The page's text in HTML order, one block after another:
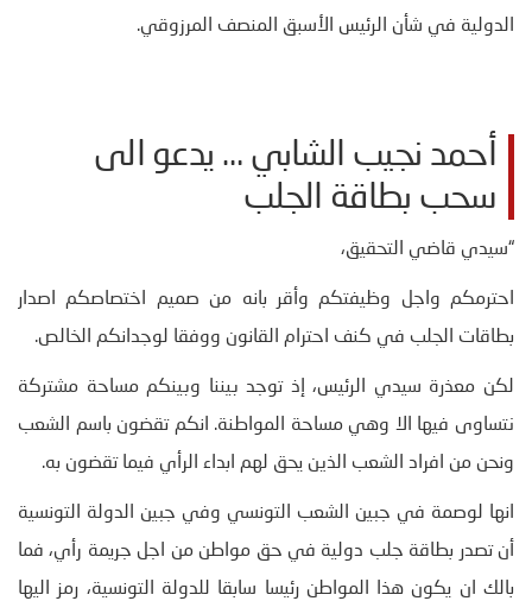
الدولية في شأن الرئيس الأسبق المنصف المرزوقي.
أحمد نجيب الشابي … يدعو الى
سحب بطاقة الجلب
“سيدي قاضي التحقيق،
احترمكم واجل وظيفتكم وأقر بانه من صميم اختصاصكم اصدار
بطاقات الجلب في كنف احترام القانون ووفقا لوجدانكم الخالص.
لكن معذرة سيدي الرئيس، إذ توجد بيننا وبينكم مساحة مشتركة
نتساوى فيها الا وهي مساحة المواطنة. انكم تقضون باسم الشعب
ونحن من افراد الشعب الذين يحق لهم ابداء الرأي فيما تقضون به.
انها لوصمة في جبين الشعب التونسي وفي جبين الدولة التونسية
أن تصدر بطاقة جلب دولية في حق مواطن من اجل جريمة رأي، فما
بالك ان يكون هذا المواطن رئيسا سابقا للدولة التونسية، رمز اليها